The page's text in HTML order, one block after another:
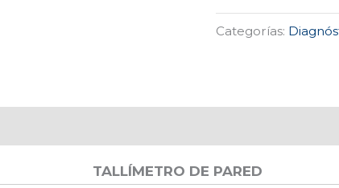
Categorías:
TALLÍMETRO DE PARED